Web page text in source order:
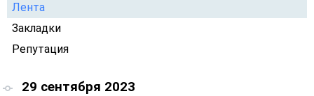
Лента
Закладки
Репутация
29 сентября 2023